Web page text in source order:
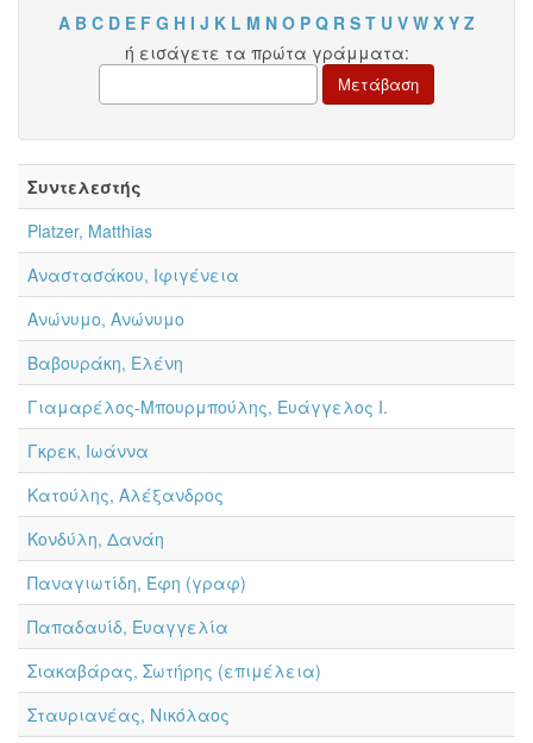
A B C D E F G H I J K L M N O P Q R S T U V W X Y Z
ή εισάγετε τα πρώτα γράμματα:
Συντελεστής
Platzer, Matthias
Αναστασάκου, Ιφιγένεια
Ανώνυμο, Ανώνυμο
Βαβουράκη, Ελένη
Γιαμαρέλος-Μπουρμπούλης, Ευάγγελος Ι.
Γκρεκ, Ιωάννα
Κατούλης, Αλέξανδρος
Κονδύλη, Δανάη
Παναγιωτίδη, Έφη (γραφ)
Παπαδαυίδ, Ευαγγελία
Σιακαβάρας, Σωτήρης (επιμέλεια)
Σταυριανέας, Νικόλαος